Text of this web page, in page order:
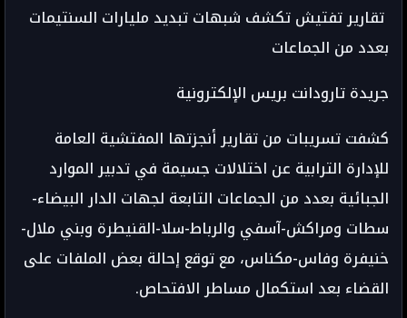
تقارير تفتيش تكشف شبهات تبديد مليارات السنتيمات
بعدد من الجماعات
جريدة تارودانت بريس الإلكترونية
كشفت تسريبات من تقارير أنجزتها المفتشية العامة
للإدارة الترابية عن اختلالات جسيمة في تدبير الموارد
الجبائية بعدد من الجماعات التابعة لجهات الدار البيضاء-
سطات ومراكش-آسفي والرباط-سلا-القنيطرة وبني ملال-
خنيفرة وفاس-مكناس، مع توقع إحالة بعض الملفات على
القضاء بعد استكمال مساطر الافتحاص.